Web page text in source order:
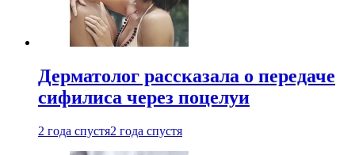
Дерматолог рассказала о передаче
сифилиса через поцелуи
2 года спустя2 года спустя